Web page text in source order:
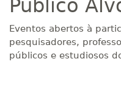
Público
Eventos abertos à
pesquisadores,
públicos e estudiosos